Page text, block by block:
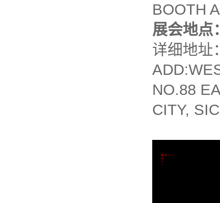
BOOTH
展会地点
详细地址
NO.88
CITY,